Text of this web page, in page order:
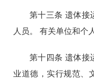
第十三条 遗体接
人员。 有关单位和个
第十四条 遗体接
业道德，实行规范、